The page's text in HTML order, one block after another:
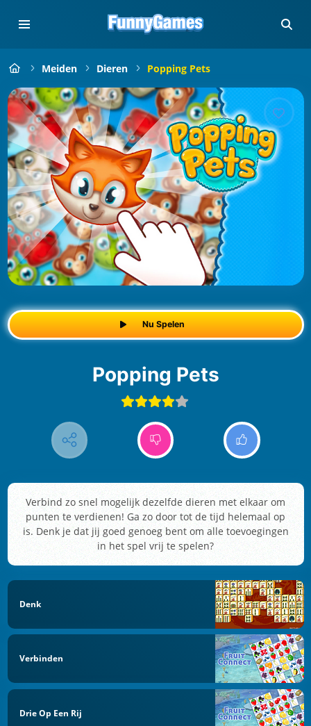
Meiden Dieren Popping Pets
Nu Spelen
Popping Pets
Verbind zo snel mogelijk dezelfde dieren met elkaar om
punten te verdienen! Ga zo door tot de tijd helemaal op
is. Denk je dat jij goed genoeg bent om alle toevoegingen
in het spel vrij te spelen?
Denk
Verbinden
Drie Op Een Rij